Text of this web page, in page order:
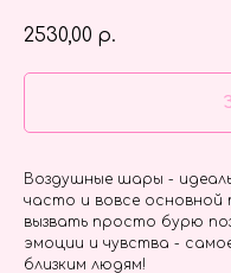
2530,00 р.
Воздушные шары -
часто и вовсе
вызвать просто бурю
эмоции и чувства -
близким людям!